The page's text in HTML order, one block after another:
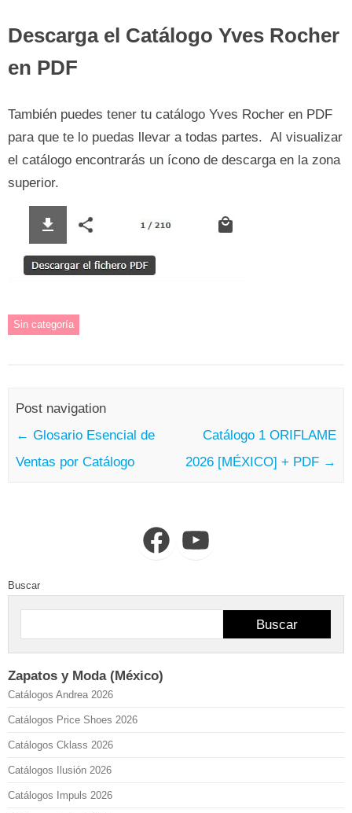
Descarga el Catálogo Yves Rocher
en PDF
También puedes tener tu catálogo Yves Rocher en PDF
para que te lo puedas llevar a todas partes. Al visualizar
el catálogo encontrarás un ícono de descarga en la zona
superior.
Sin categoría
Post navigation
← Glosario Esencial de
Ventas por Catálogo
Catálogo 1 ORIFLAME
2026 [MÉXICO] + PDF →
FacebookYouTube
Buscar
Buscar
Zapatos y Moda (México)
Catálogos Andrea 2026
Catálogos Price Shoes 2026
Catálogos Cklass 2026
Catálogos Ilusión 2026
Catálogos Impuls 2026